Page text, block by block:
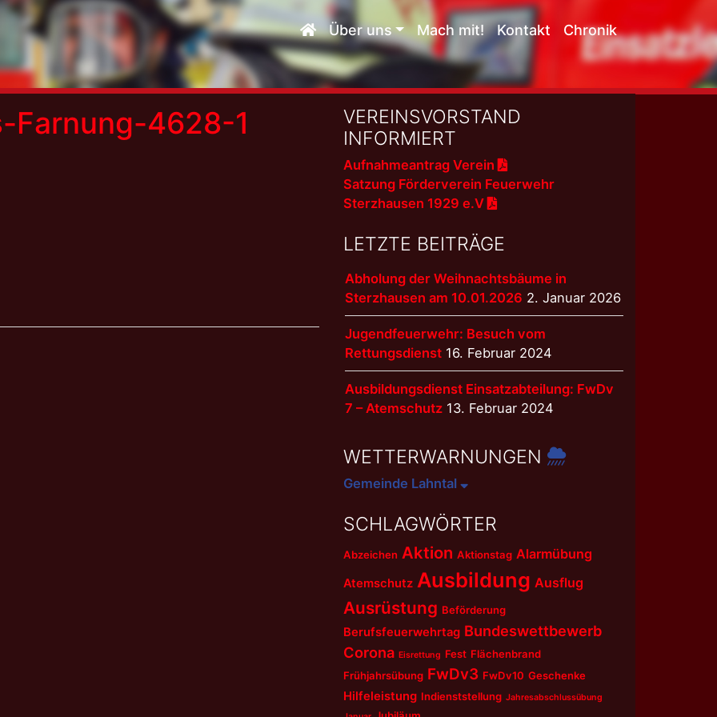
Über uns Mach mit! Kontakt Chronik
Farnung-4628-1
VEREINSVORSTAND
INFORMIERT
Aufnahmeantrag Verein
Satzung Förderverein Feuerwehr
Sterzhausen 1929 e.V
LETZTE BEITRÄGE
Abholung der Weihnachtsbäume in
Sterzhausen am 10.01.2026 2. Januar 2026
Jugendfeuerwehr: Besuch vom
Rettungsdienst 16. Februar 2024
Ausbildungsdienst Einsatzabteilung: FwDv
7 – Atemschutz 13. Februar 2024
WETTERWARNUNGEN
Gemeinde Lahntal
SCHLAGWÖRTER
Abzeichen Aktion Aktionstag Alarmübung
Atemschutz Ausbildung Ausflug
Ausrüstung Beförderung
Berufsfeuerwehrtag Bundeswettbewerb
Corona Eisrettung Fest Flächenbrand
Frühjahrsübung FwDv3 FwDv10 Geschenke
Hilfeleistung Indienststellung Jahresabschlussübung